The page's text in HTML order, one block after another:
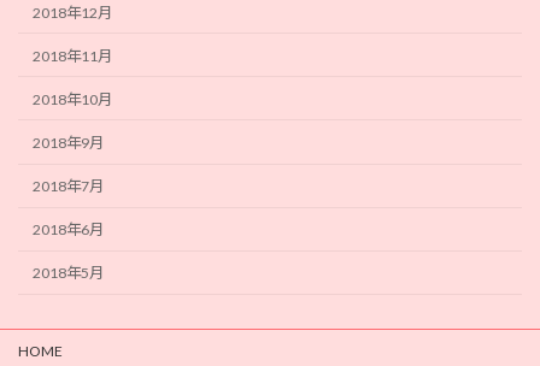
2018年12月
2018年11月
2018年10月
2018年9月
2018年7月
2018年6月
2018年5月
HOME